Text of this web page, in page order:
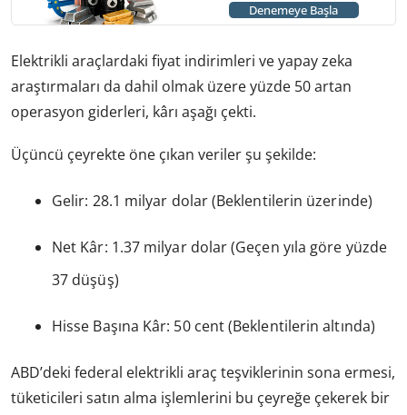
Denemeye Başla
Elektrikli araçlardaki fiyat indirimleri ve yapay zeka
araştırmaları da dahil olmak üzere yüzde 50 artan
operasyon giderleri, kârı aşağı çekti.
Üçüncü çeyrekte öne çıkan veriler şu şekilde:
Gelir: 28.1 milyar dolar (Beklentilerin üzerinde)
Net Kâr: 1.37 milyar dolar (Geçen yıla göre yüzde
37 düşüş)
Hisse Başına Kâr: 50 cent (Beklentilerin altında)
ABD’deki federal elektrikli araç teşviklerinin sona ermesi,
tüketicileri satın alma işlemlerini bu çeyreğe çekerek bir